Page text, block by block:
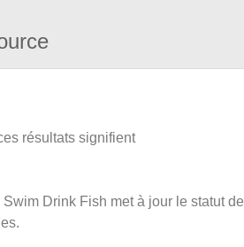
résultats signifient
Drink Fish met à jour le statut de